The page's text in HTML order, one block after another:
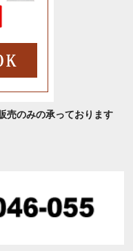
売のみの承っております